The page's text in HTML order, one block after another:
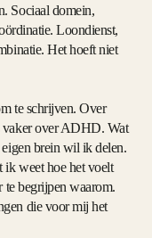
Sociaal domein,
Loondienst,
Het hoeft niet
te schrijven. Over
vaker over ADHD. Wat
brein wil ik delen.
ik weet hoe het voelt
te begrijpen waarom.
die voor mij het